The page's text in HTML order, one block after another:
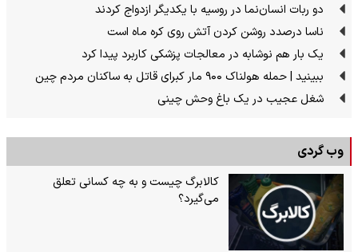
دو ربات انسان‌نما در روسیه با یکدیگر ازدواج کردند
ناسا درصدد روشن کردن آتش روی کره ماه است
یک بار هم نوشابه در معالجات پزشکی کاربرد پیدا کرد
ببینید | حمله هولناک ۹۰۰ مار کبرای قاتل به ساکنان مردم چین
شغل عجیب در یک باغ وحش چینی
وب گردی
کالابرگ چیست و به چه کسانی تعلق
می‌گیرد؟